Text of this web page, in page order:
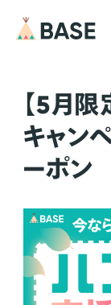
【5月
キャン
ーポン